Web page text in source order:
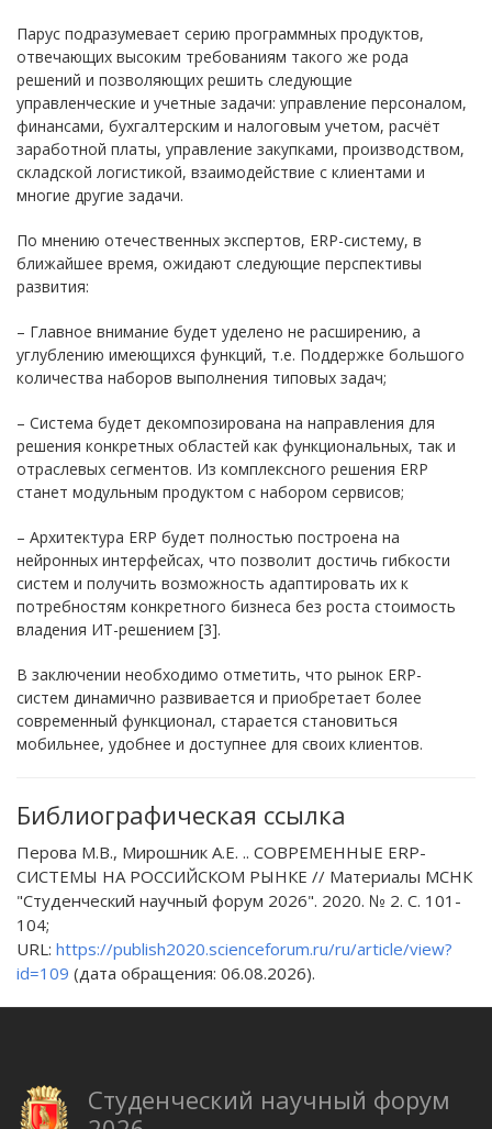
Парус подразумевает серию программных продуктов,
отвечающих высоким требованиям такого же рода
решений и позволяющих решить следующие
управленческие и учетные задачи: управление персоналом,
финансами, бухгалтерским и налоговым учетом, расчёт
заработной платы, управление закупками, производством,
складской логистикой, взаимодействие с клиентами и
многие другие задачи.
По мнению отечественных экспертов, ERP-систему, в
ближайшее время, ожидают следующие перспективы
развития:
– Главное внимание будет уделено не расширению, а
углублению имеющихся функций, т.е. Поддержке большого
количества наборов выполнения типовых задач;
– Система будет декомпозирована на направления для
решения конкретных областей как функциональных, так и
отраслевых сегментов. Из комплексного решения ERP
станет модульным продуктом с набором сервисов;
– Архитектура ERP будет полностью построена на
нейронных интерфейсах, что позволит достичь гибкости
систем и получить возможность адаптировать их к
потребностям конкретного бизнеса без роста стоимость
владения ИТ-решением [3].
В заключении необходимо отметить, что рынок ERP-
систем динамично развивается и приобретает более
современный функционал, старается становиться
мобильнее, удобнее и доступнее для своих клиентов.
Библиографическая ссылка
Перова М.В., Мирошник А.Е. .. СОВРЕМЕННЫЕ ERP-
СИСТЕМЫ НА РОССИЙСКОМ РЫНКЕ // Материалы МСНК
"Студенческий научный форум 2026". 2020. № 2. С. 101-
104;
URL: https://publish2020.scienceforum.ru/ru/article/view?
id=109 (дата обращения: 06.08.2026).
Студенческий научный форум